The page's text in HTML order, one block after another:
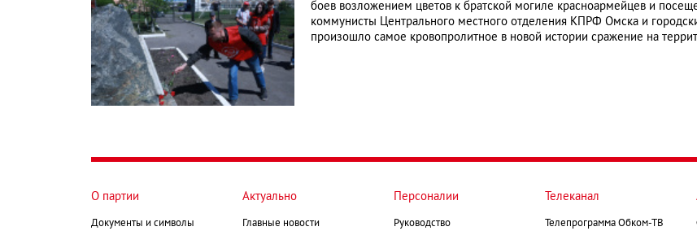
боев возложением цветов к братской могиле красноармейцев и
коммунисты Центрального местного отделения КПРФ Омска и
произошло самое кровопролитное в новой истории сражение на
О партии
Документы и символы
Актуально
Главные новости
Персоналии
Руководство
Телеканал
Телепрограмма Обком-ТВ